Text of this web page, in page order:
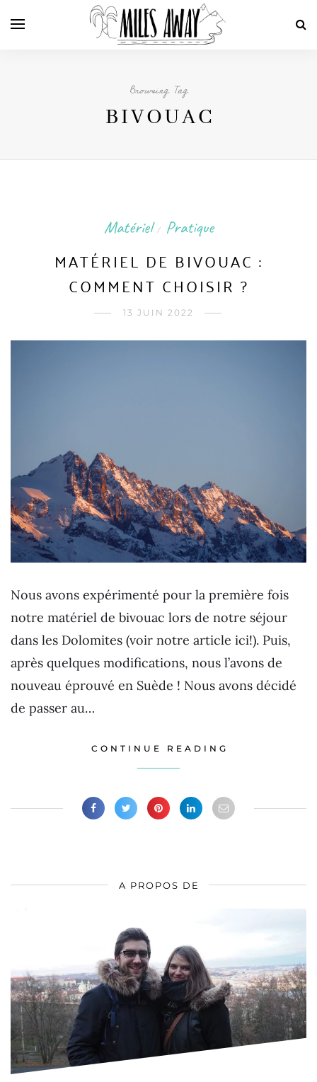
Browsing Tag
BIVOUAC
Matériel / Pratique
MATÉRIEL DE BIVOUAC :
COMMENT CHOISIR ?
13 JUIN 2022
Nous avons expérimenté pour la première fois
notre matériel de bivouac lors de notre séjour
dans les Dolomites (voir notre article ici!). Puis,
après quelques modifications, nous l’avons de
nouveau éprouvé en Suède ! Nous avons décidé
de passer au…
CONTINUE READING
A PROPOS DE